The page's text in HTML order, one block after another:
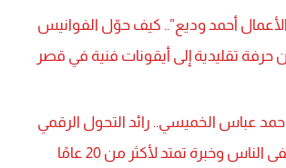
الأعمال أحمد وديع”.. كيف حوّل الفوانيس
حرفة تقليدية إلى أيقونات فنية في قصر
عباس الخميسي.. رائد التحول الرقمي
في مستشفى الناس وخبرة تمتد لأكثر من 20 عامًا